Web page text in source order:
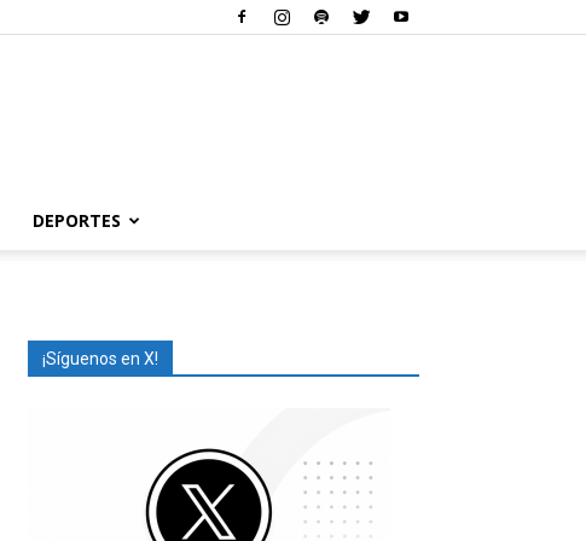
DEPORTES
¡Síguenos en X!